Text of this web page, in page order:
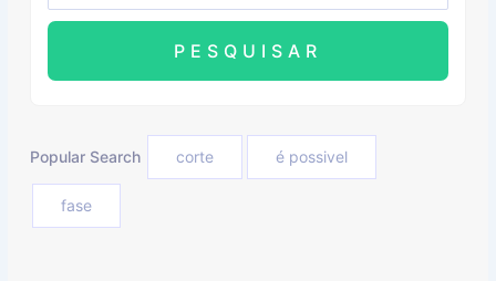
Popular Search corte é possivel
fase